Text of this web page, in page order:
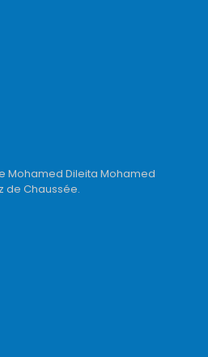
Mohamed Dileita Mohamed
de Chaussée.